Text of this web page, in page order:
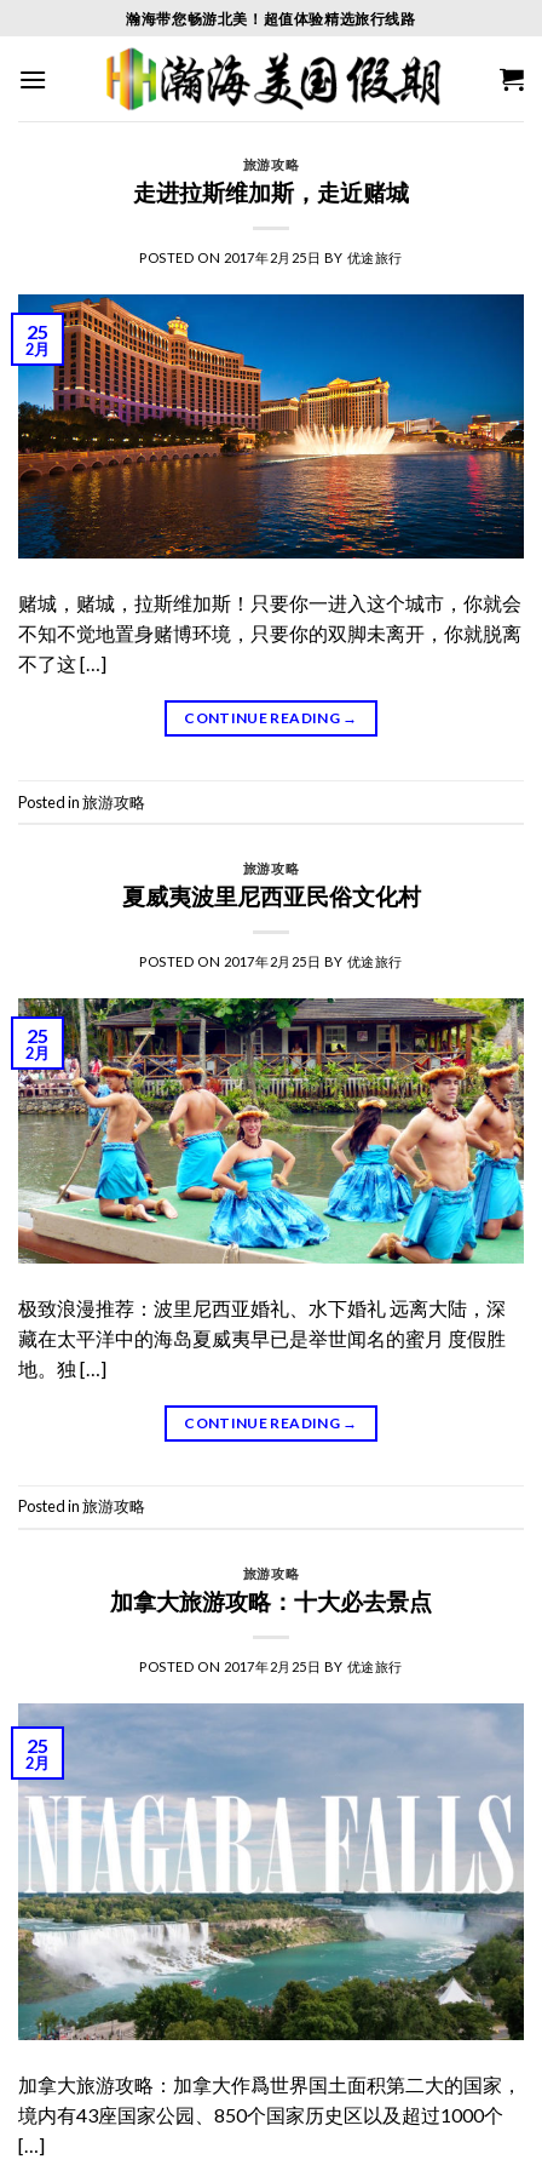
content
瀚海带您畅游北美！超值体验精选旅行线路
旅游攻略
走进拉斯维加斯，走近赌城
POSTED ON 2017年2月25日 BY 优途旅行
25
2月
赌城，赌城，拉斯维加斯！只要你一进入这个城市，你就会
不知不觉地置身赌博环境，只要你的双脚未离开，你就脱离
不了这 […]
CONTINUE READING →
Posted in旅游攻略
旅游攻略
夏威夷波里尼西亚民俗文化村
POSTED ON 2017年2月25日 BY 优途旅行
25
2月
极致浪漫推荐：波里尼西亚婚礼、水下婚礼 远离大陆，深
藏在太平洋中的海岛夏威夷早已是举世闻名的蜜月 度假胜
地。独 […]
CONTINUE READING →
Posted in旅游攻略
旅游攻略
加拿大旅游攻略：十大必去景点
POSTED ON 2017年2月25日 BY 优途旅行
25
2月
加拿大旅游攻略：加拿大作爲世界国土面积第二大的国家，
境内有43座国家公园、850个国家历史区以及超过1000个
[…]